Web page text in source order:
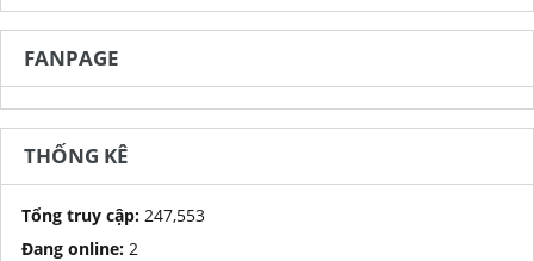
FANPAGE
THỐNG KÊ
Tổng truy cập: 247,553
Đang online: 2